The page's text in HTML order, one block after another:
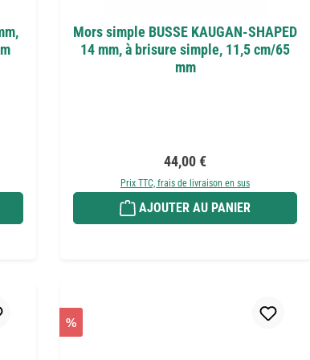
Mors simple BUSSE KAUGAN-SHAPED
14 mm, à brisure simple, 11,5 cm/65
mm
Prix régulier :
44,00 €
Prix TTC, frais de livraison en sus
AJOUTER AU PANIER
%